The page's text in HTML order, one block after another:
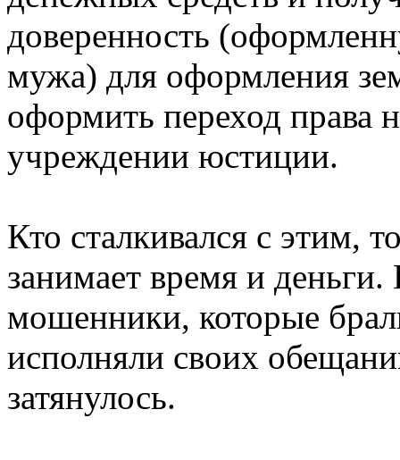
доверенность
мужа) для оформления
оформить переход права
учреждении юстиции.
Кто сталкивался с этим,
занимает время и
мошенники, которые
исполняли своих
затянулось.